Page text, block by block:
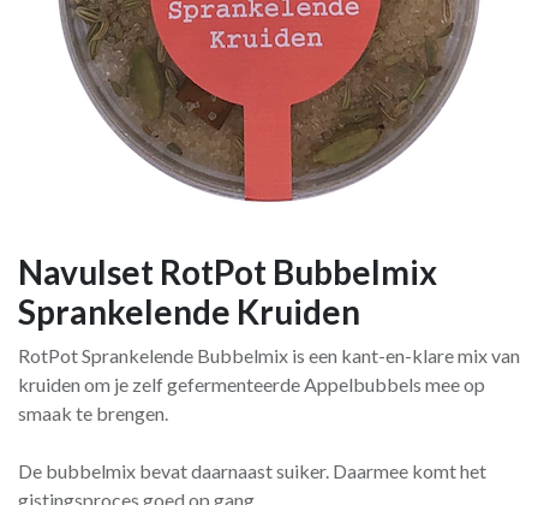
Navulset RotPot Bubbelmix
Sprankelende Kruiden
RotPot Sprankelende Bubbelmix is een kant-en-klare mix van
kruiden om je zelf gefermenteerde Appelbubbels mee op
smaak te brengen.
De bubbelmix bevat daarnaast suiker. Daarmee komt het
gistingsproces goed op gang.